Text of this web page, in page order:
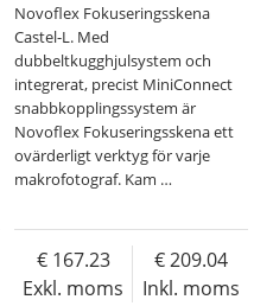
Novoflex Fokuseringsskena
Castel-L. Med
dubbeltkugghjulsystem och
integrerat, precist MiniConnect
snabbkopplingssystem är
Novoflex Fokuseringsskena ett
ovärderligt verktyg för varje
makrofotograf. Kam …
Exkl. moms
167.23
Inkl. moms
209.04